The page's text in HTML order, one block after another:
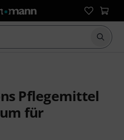
Suche
Pflegemittel
für